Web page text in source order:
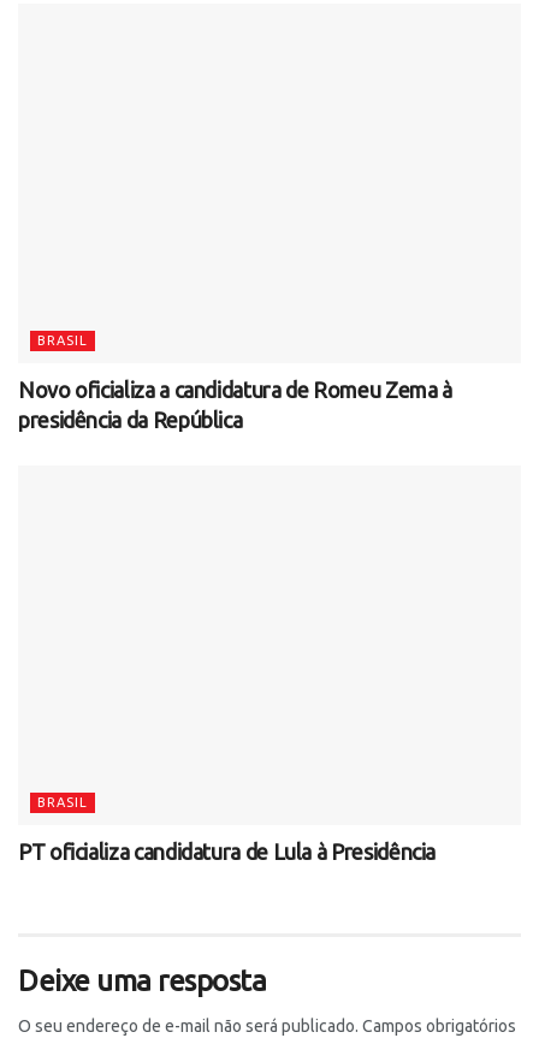
BRASIL
Novo oficializa a candidatura de Romeu Zema à
presidência da República
BRASIL
PT oficializa candidatura de Lula à Presidência
Deixe uma resposta
O seu endereço de e-mail não será publicado. Campos obrigatórios